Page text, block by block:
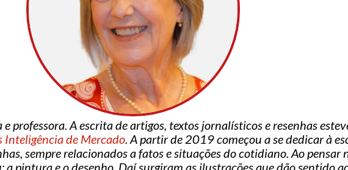
professora. A escrita de artigos, textos jornalísticos e resenhas
Inteligência de Mercado. A partir de 2019 começou a se dedicar à
sempre relacionados a fatos e situações do cotidiano. Ao